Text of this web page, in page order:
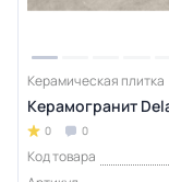
Керамическая плитка
Керамогранит
0 0
Код товара